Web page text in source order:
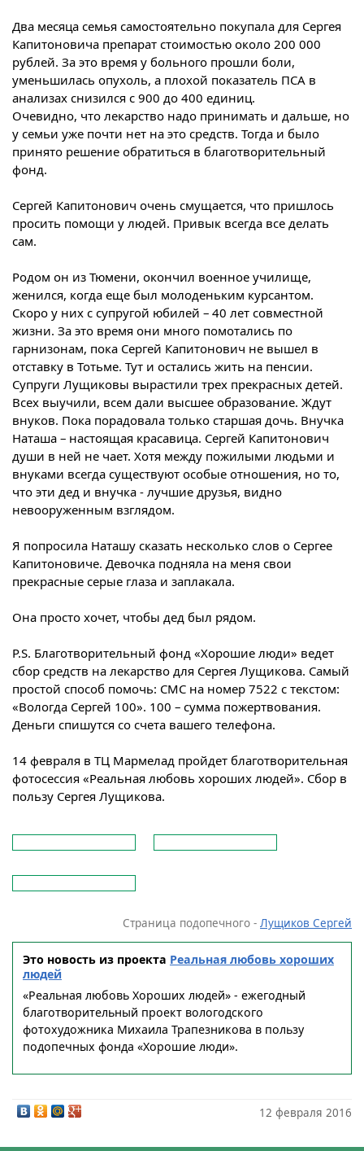
Два месяца семья самостоятельно покупала для Сергея
Капитоновича препарат стоимостью около 200 000
рублей. За это время у больного прошли боли,
уменьшилась опухоль, а плохой показатель ПСА в
анализах снизился с 900 до 400 единиц.
Очевидно, что лекарство надо принимать и дальше, но
у семьи уже почти нет на это средств. Тогда и было
принято решение обратиться в благотворительный
фонд.
Сергей Капитонович очень смущается, что пришлось
просить помощи у людей. Привык всегда все делать
сам.
Родом он из Тюмени, окончил военное училище,
женился, когда еще был молоденьким курсантом.
Скоро у них с супругой юбилей – 40 лет совместной
жизни. За это время они много помотались по
гарнизонам, пока Сергей Капитонович не вышел в
отставку в Тотьме. Тут и остались жить на пенсии.
Супруги Лущиковы вырастили трех прекрасных детей.
Всех выучили, всем дали высшее образование. Ждут
внуков. Пока порадовала только старшая дочь. Внучка
Наташа – настоящая красавица. Сергей Капитонович
души в ней не чает. Хотя между пожилыми людьми и
внуками всегда существуют особые отношения, но то,
что эти дед и внучка - лучшие друзья, видно
невооруженным взглядом.
Я попросила Наташу сказать несколько слов о Сергее
Капитоновиче. Девочка подняла на меня свои
прекрасные серые глаза и заплакала.
Она просто хочет, чтобы дед был рядом.
P.S. Благотворительный фонд «Хорошие люди» ведет
сбор средств на лекарство для Сергея Лущикова. Самый
простой способ помочь: СМС на номер 7522 с текстом:
«Вологда Сергей 100». 100 – сумма пожертвования.
Деньги спишутся со счета вашего телефона.
14 февраля в ТЦ Мармелад пройдет благотворительная
фотосессия «Реальная любовь хороших людей». Сбор в
пользу Сергея Лущикова.
Страница подопечного -Лущиков Сергей
Это новость из проекта Реальная любовь хороших
людей
«Реальная любовь Хороших людей» - ежегодный
благотворительный проект вологодского
фотохудожника Михаила Трапезникова в пользу
подопечных фонда «Хорошие люди».
12 февраля 2016